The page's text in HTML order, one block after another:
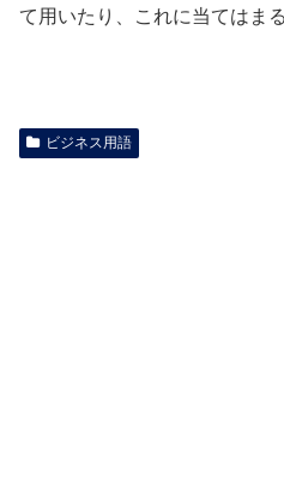
て用いたり、これに当てはま
ビジネス用語